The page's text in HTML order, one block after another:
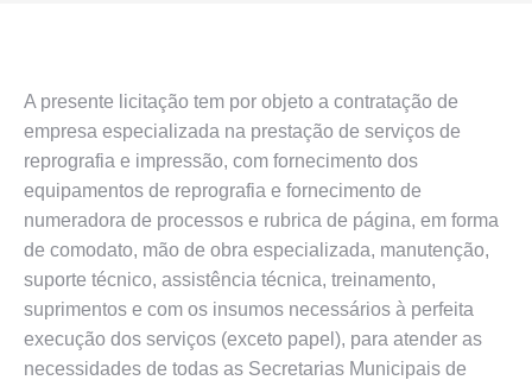
A presente licitação tem por objeto a contratação de
empresa especializada na prestação de serviços de
reprografia e impressão, com fornecimento dos
equipamentos de reprografia e fornecimento de
numeradora de processos e rubrica de página, em forma
de comodato, mão de obra especializada, manutenção,
suporte técnico, assistência técnica, treinamento,
suprimentos e com os insumos necessários à perfeita
execução dos serviços (exceto papel), para atender as
necessidades de todas as Secretarias Municipais de